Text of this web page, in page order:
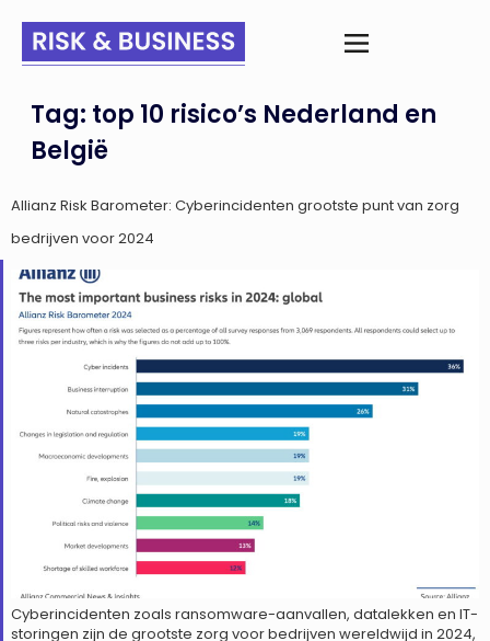
Tag: top 10 risico’s Nederland en
België
Allianz Risk Barometer: Cyberincidenten grootste punt van zorg
bedrijven voor 2024
Cyberincidenten zoals ransomware-aanvallen, datalekken en IT-
storingen zijn de grootste zorg voor bedrijven wereldwijd in 2024,